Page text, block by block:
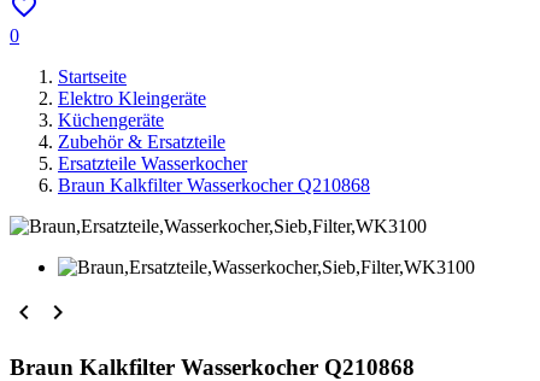

0
Startseite
Elektro Kleingeräte
Küchengeräte
Zubehör & Ersatzteile
Ersatzteile Wasserkocher
Braun Kalkfilter Wasserkocher Q210868
 
Braun Kalkfilter Wasserkocher Q210868